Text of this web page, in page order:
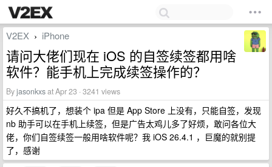
V2EX › iPhone
请问大佬们现在 iOS 的自签续签都用啥
软件？能手机上完成续签操作的？
Byjasonkxsat Apr 23 · 3241 views
好久不搞机了，想装个 ipa 但是 App Store 上没有，只能自签，发现
nb 助手可以在手机上续签，但是广告太鸡儿多了好烦，敢问各位大
佬，你们自签续签一般用啥软件呢？我 iOS 26.4.1 ，巨魔的就别提
了，感谢